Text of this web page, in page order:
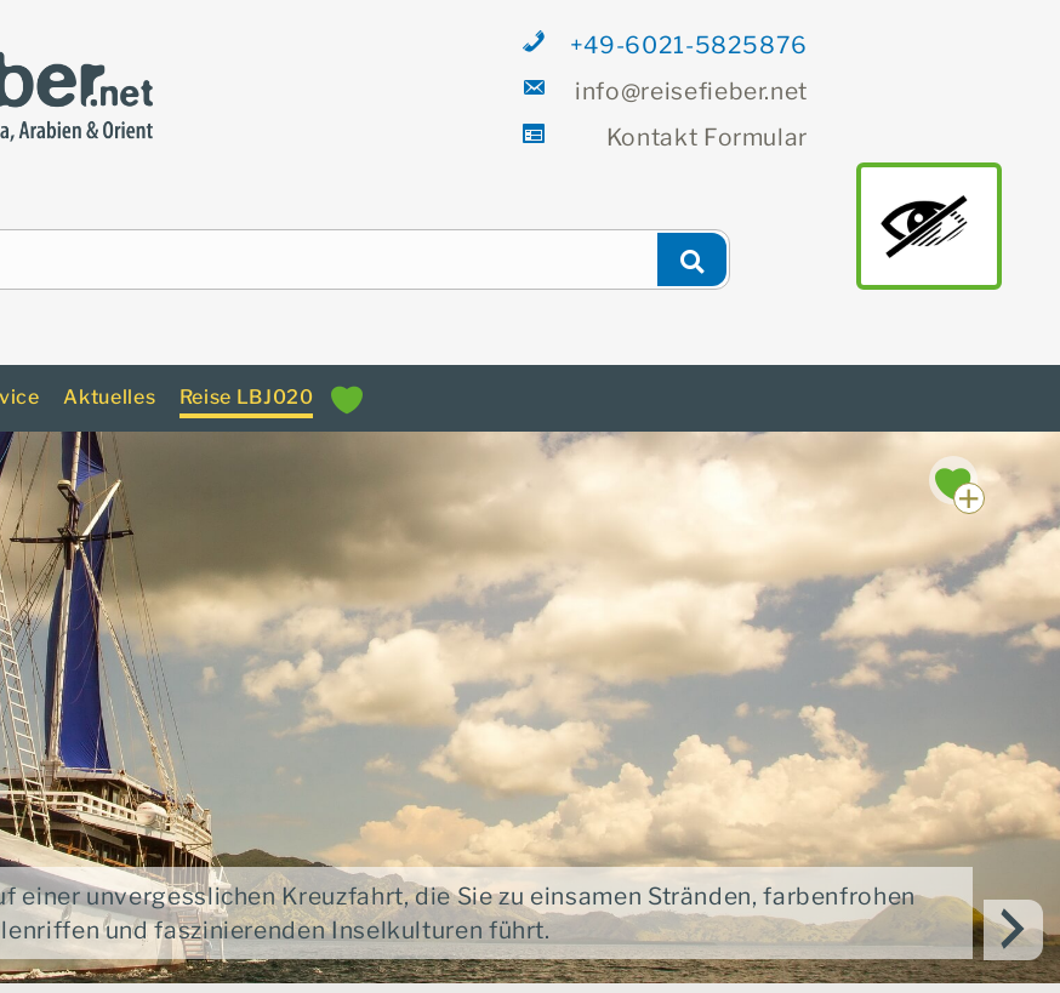
main
+49-6021-5825876
info@reisefieber.net
Kontakt Formular
Suchen
Aktuelles Reise LBJ020
einer unvergesslichen Kreuzfahrt, die Sie zu einsamen Stränden, farbenfrohen
und faszinierenden Inselkulturen führt.